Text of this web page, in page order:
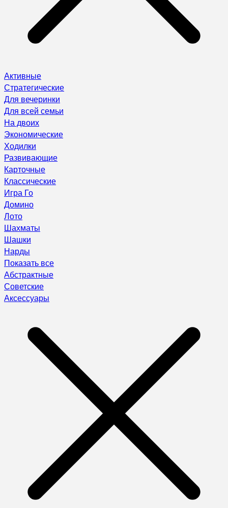
Активные
Стратегические
Для вечеринки
Для всей семьи
На двоих
Экономические
Ходилки
Развивающие
Карточные
Классические
Игра Го
Домино
Лото
Шахматы
Шашки
Нарды
Показать все
Абстрактные
Советские
Аксессуары